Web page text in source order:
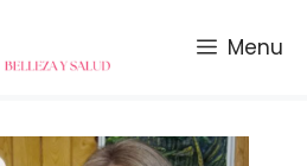
Menu